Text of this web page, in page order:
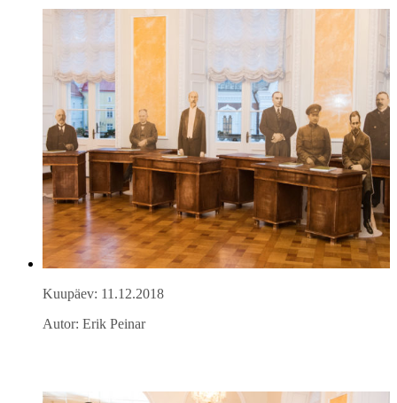
Kuupäev: 11.12.2018
Autor: Erik Peinar